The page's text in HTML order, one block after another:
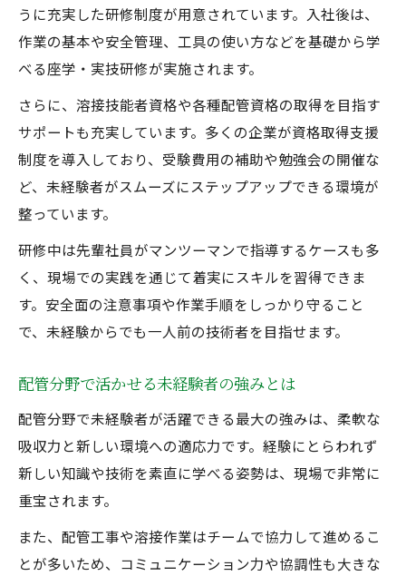
うに充実した研修制度が用意されています。入社後は、
作業の基本や安全管理、工具の使い方などを基礎から学
べる座学・実技研修が実施されます。
さらに、溶接技能者資格や各種配管資格の取得を目指す
サポートも充実しています。多くの企業が資格取得支援
制度を導入しており、受験費用の補助や勉強会の開催な
ど、未経験者がスムーズにステップアップできる環境が
整っています。
研修中は先輩社員がマンツーマンで指導するケースも多
く、現場での実践を通じて着実にスキルを習得できま
す。安全面の注意事項や作業手順をしっかり守ること
で、未経験からでも一人前の技術者を目指せます。
配管分野で活かせる未経験者の強みとは
配管分野で未経験者が活躍できる最大の強みは、柔軟な
吸収力と新しい環境への適応力です。経験にとらわれず
新しい知識や技術を素直に学べる姿勢は、現場で非常に
重宝されます。
また、配管工事や溶接作業はチームで協力して進めるこ
とが多いため、コミュニケーション力や協調性も大きな